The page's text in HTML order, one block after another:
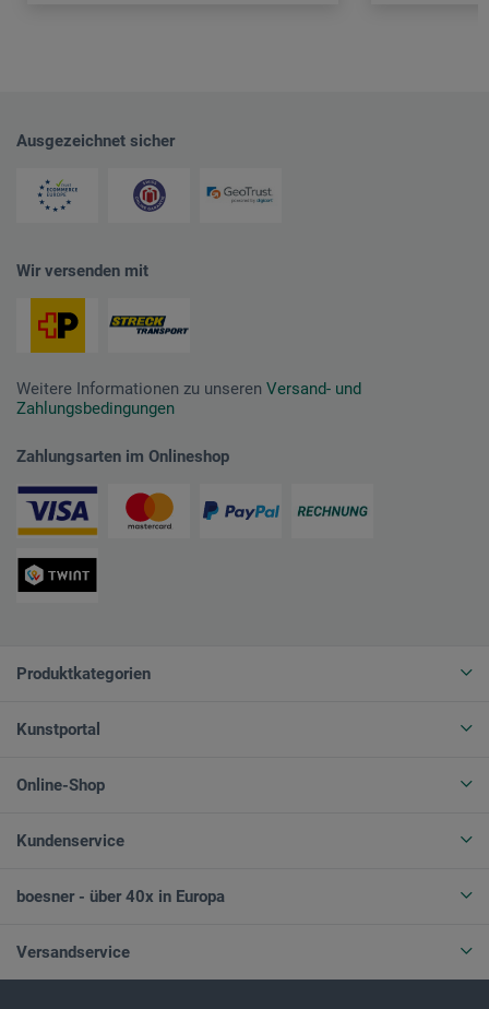
Ausgezeichnet sicher
Wir versenden mit
Weitere Informationen zu unseren Versand- und
Zahlungsbedingungen
Zahlungsarten im Onlineshop
Produktkategorien
Kunstportal
Online-Shop
Kundenservice
boesner - über 40x in Europa
Versandservice